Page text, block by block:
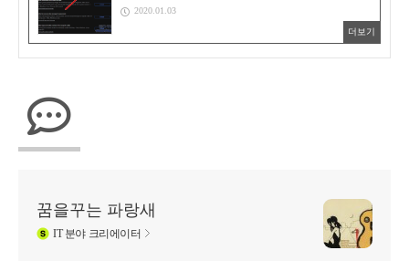
2020.01.03
더보기
꿈을꾸는 파랑새
IT분야 크리에이터